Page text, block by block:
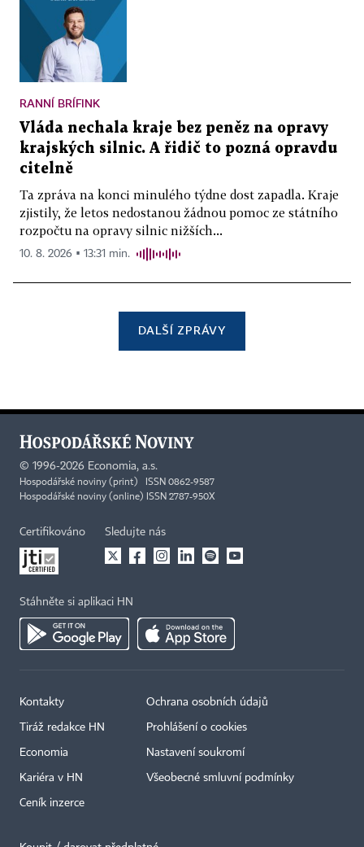
RANNÍ BRÍFINK
Vláda nechala kraje bez peněz na opravy
krajských silnic. A řidič to pozná opravdu
citelně
Ta zpráva na konci minulého týdne dost zapadla. Kraje
zjistily, že letos nedostanou žádnou pomoc ze státního
rozpočtu na opravy silnic nižších...
10. 8. 2026 ▪ 13:31 min.
DALŠÍ ZPRÁVY
© 1996-2026 Economia, a.s.
Hospodářské noviny (print) ISSN 0862-9587
Hospodářské noviny (online) ISSN 2787-950X
Certifikováno Sledujte nás
Stáhněte si aplikaci HN
Kontakty
Tiráž redakce HN
Economia
Kariéra v HN
Ceník inzerce
Ochrana osobních údajů
Prohlášení o cookies
Nastavení soukromí
Všeobecné smluvní podmínky